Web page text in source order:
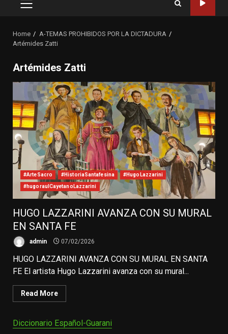
Primary
Home
A-TEMAS PROHIBIDOS POR LA DICTADURA
Artémides Zatti
Artémides Zatti
#ArteSacro #HistoriaSantafesina #HugoLazzarini
#hugoraulCayetanoLazzarini
HUGO LAZZARINI AVANZA CON SU MURAL
EN SANTA FE
admin 07/02/2026
HUGO LAZZARINI AVANZA CON SU MURAL EN SANTA
FE El artista Hugo Lazzarini avanza con su mural...
Read More
Diccionario Español-Guarani